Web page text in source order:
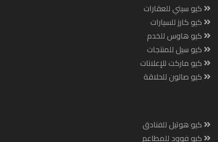
كيو سيتي للعقارات
كيو كارز للسيارات
كيو هاوس للخدم
كيو سيل للمنتجات
كيو ماركت للإعلانات
كيو صالون للحلاقة
كيو هوتيل للفنادق
كيو فوود للمطاعم